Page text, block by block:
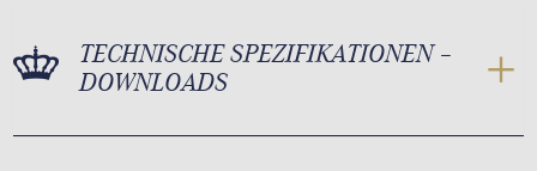
TECHNISCHE SPEZIFIKATIONEN –
DOWNLOADS